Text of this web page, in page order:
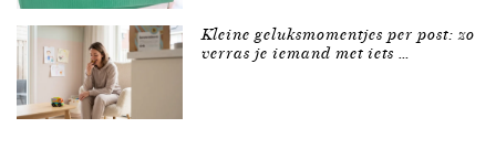
Kleine geluksmomentjes per post: zo
verras je iemand met iets …